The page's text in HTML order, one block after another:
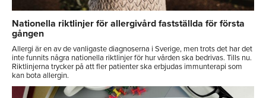
Nationella riktlinjer för allergivård fastställda för första
gången
Allergi är en av de vanligaste diagnoserna i Sverige, men trots det har det
inte funnits några nationella riktlinjer för hur vården ska bedrivas. Tills nu.
Riktlinjerna trycker på att fler patienter ska erbjudas immunterapi som
kan bota allergin.